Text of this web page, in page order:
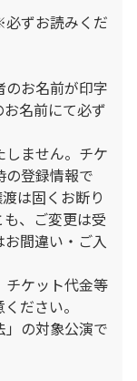
必ずお読みくだ
お名前が印字
名前にて必ず
ません。チケ
の登録情報で
は固くお断り
、ご変更は受
間違い・ご入
ケット代金等
ださい。
の対象公演で